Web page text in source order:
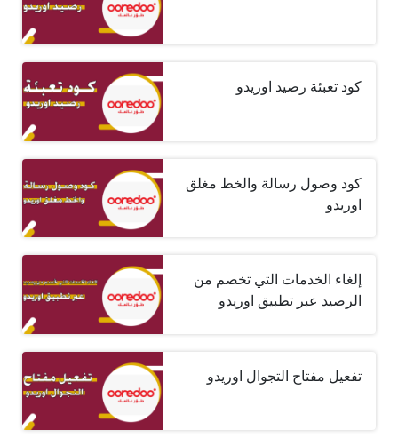
كود تعبئة رصيد اوريدو
كود وصول رسالة والخط مغلق
اوريدو
إلغاء الخدمات التي تخصم من
الرصيد عبر تطبيق اوريدو
تفعيل مفتاح التجوال اوريدو